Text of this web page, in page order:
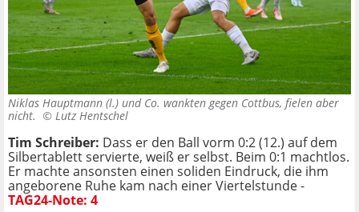
Niklas Hauptmann (l.) und Co. wankten gegen Cottbus, fielen aber
nicht. © Lutz Hentschel
Tim Schreiber: Dass er den Ball vorm 0:2 (12.) auf dem
Silbertablett servierte, weiß er selbst. Beim 0:1 machtlos.
Er machte ansonsten einen soliden Eindruck, die ihm
angeborene Ruhe kam nach einer Viertelstunde -
TAG24-Note: 4